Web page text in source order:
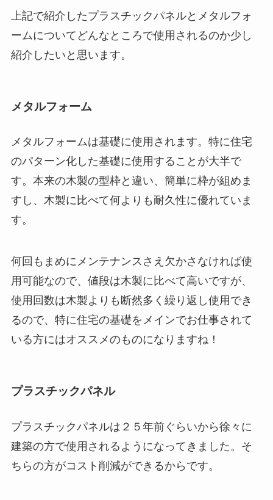
上記で紹介したプラスチックパネルとメタルフォ
ームについてどんなところで使用されるのか少し
紹介したいと思います。
メタルフォーム
メタルフォームは基礎に使用されます。特に住宅
のパターン化した基礎に使用することが大半で
す。本来の木製の型枠と違い、簡単に枠が組めま
すし、木製に比べて何よりも耐久性に優れていま
す。
何回もまめにメンテナンスさえ欠かさなければ使
用可能なので、値段は木製に比べて高いですが、
使用回数は木製よりも断然多く繰り返し使用でき
るので、特に住宅の基礎をメインでお仕事されて
いる方にはオススメのものになりますね！
プラスチックパネル
プラスチックパネルは２５年前ぐらいから徐々に
建築の方で使用されるようになってきました。そ
ちらの方がコスト削減ができるからです。